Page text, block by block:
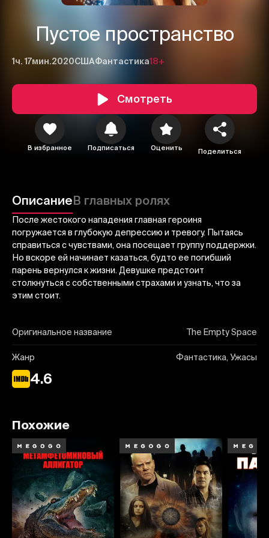
Пустое пространство
1ч. 17мин.2020СШАФантастика18+
Смотреть
В избранное Подписаться Оценить Поделиться
ОписаниеВ главных ролях
После жестокого нападения главная героиня
погружается в глубокую депрессию и тревогу. Пытаясь
справиться с чувствами, она посещает группу поддержки.
Но вскоре ей начинает казаться, будто ее погибший
парень вернулся к жизни. Девушке предстоит
столкнуться с собственными страхами и узнать, что за
этим стоит.
Оригинальное название The Empty Space
Жанр Фантастика, Ужасы
4.6
3
Отправить
Похожие